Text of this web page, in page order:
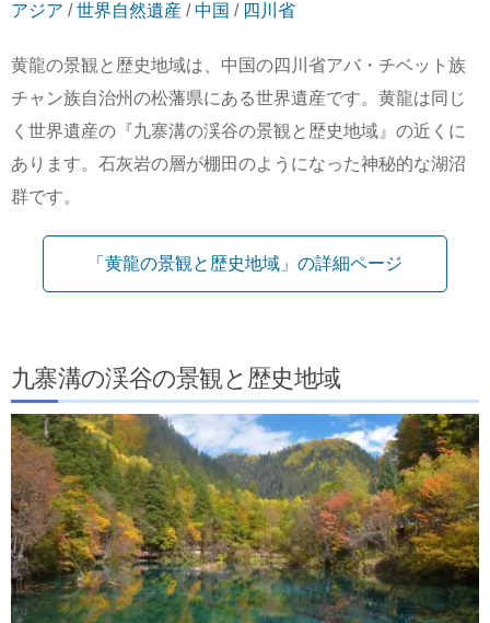
アジア /世界自然遺産 /中国 / 四川省
黄龍の景観と歴史地域は、中国の四川省アバ・チベット族
チャン族自治州の松藩県にある世界遺産です。黄龍は同じ
く世界遺産の『九寨溝の渓谷の景観と歴史地域』の近くに
あります。石灰岩の層が棚田のようになった神秘的な湖沼
群です。
「黄龍の景観と歴史地域」の詳細ページ
九寨溝の渓谷の景観と歴史地域